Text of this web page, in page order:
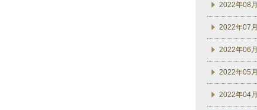
2022年08月
2022年07月
2022年06月
2022年05月
2022年04月